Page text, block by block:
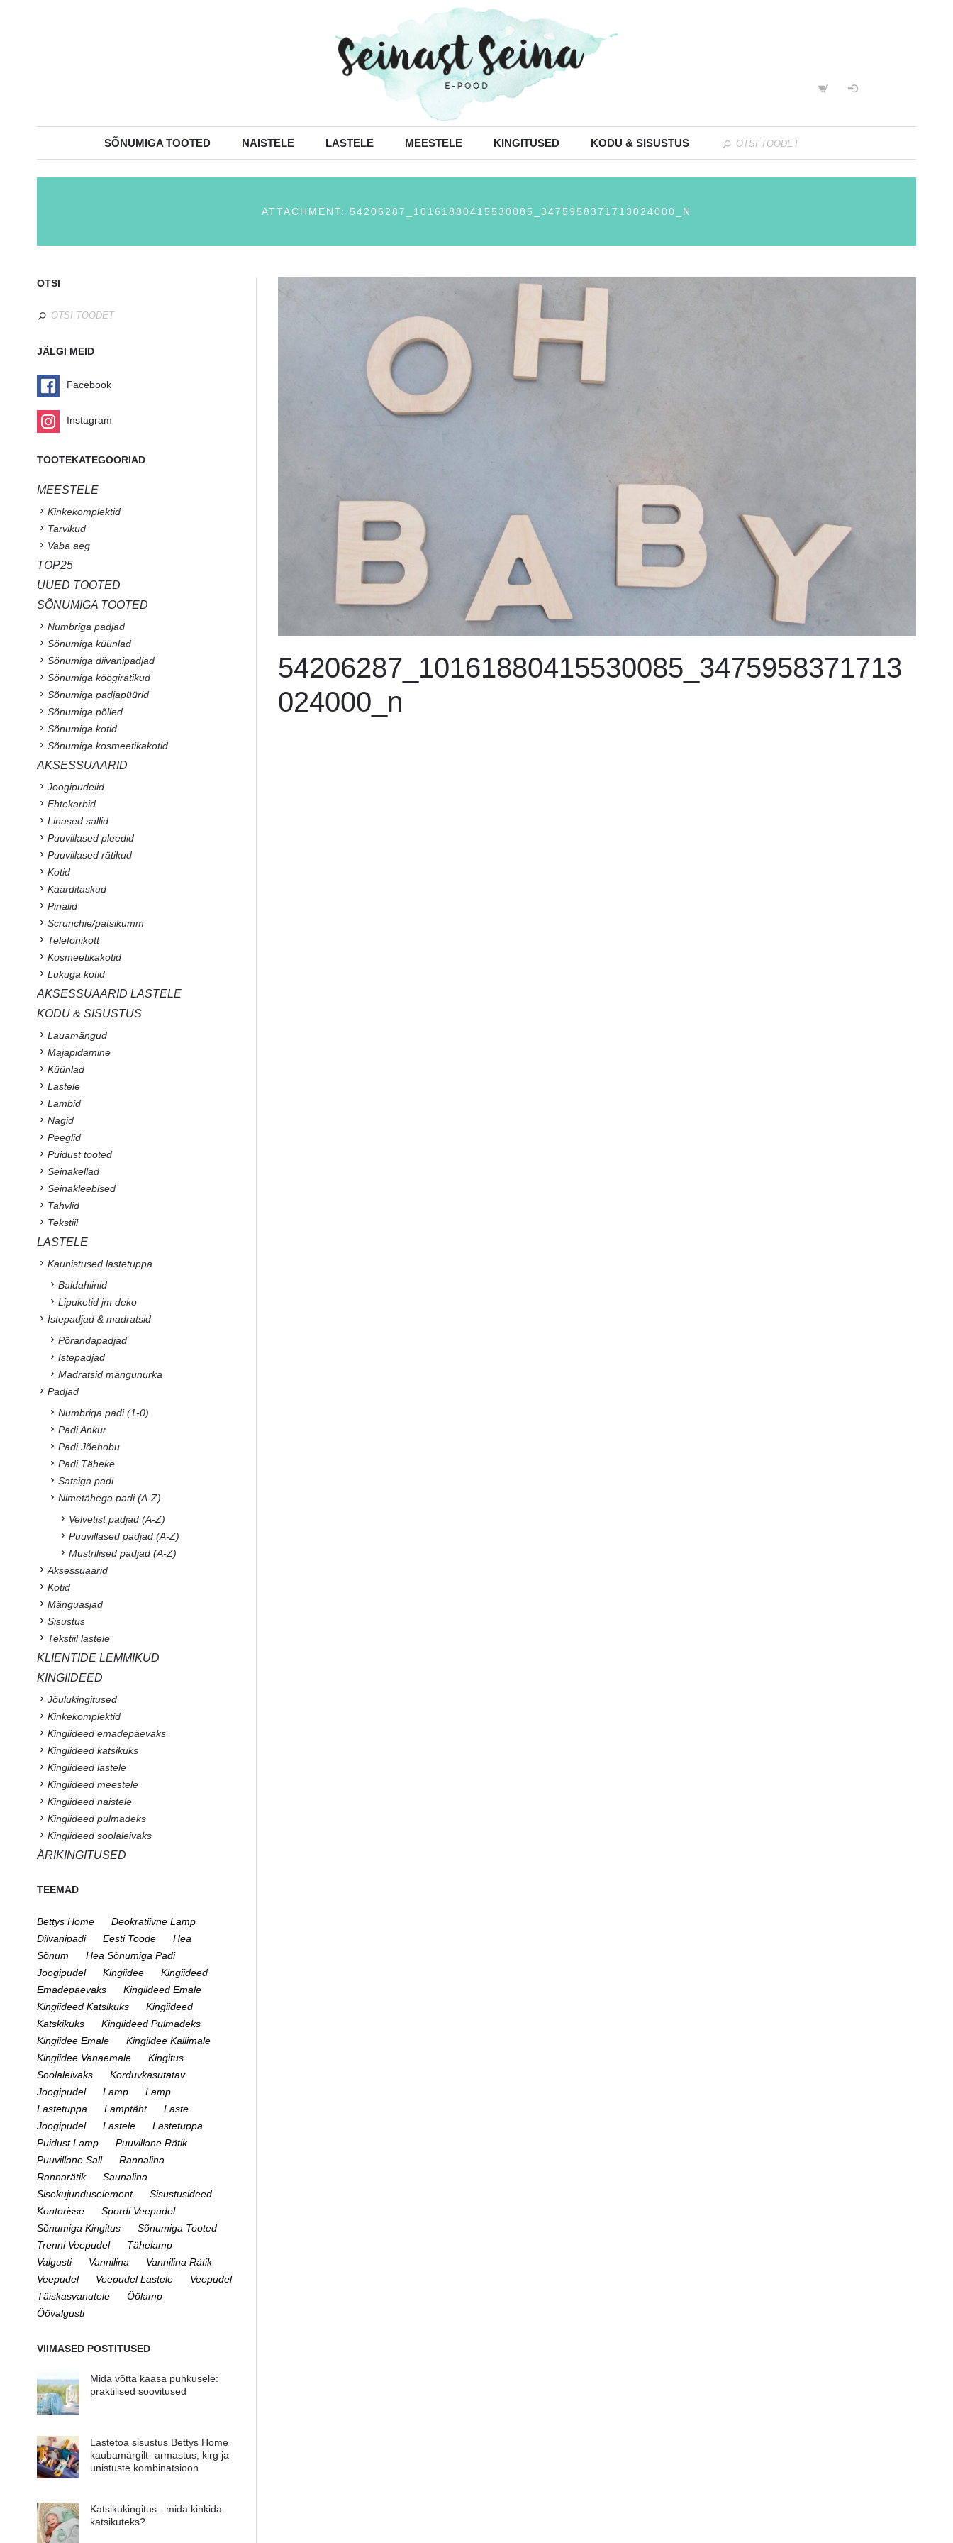
SÕNUMIGA TOOTED NAISTELE LASTELE MEESTELE KINGITUSED KODU & SISUSTUS
ATTACHMENT: 54206287_10161880415530085_3475958371713024000_N
54206287_10161880415530085_3475958371713
024000_n
OTSI
JÄLGI MEID
Facebook
Instagram
TOOTEKATEGOORIAD
MEESTELE
Kinkekomplektid
Tarvikud
Vaba aeg
TOP25
UUED TOOTED
SÕNUMIGA TOOTED
Numbriga padjad
Sõnumiga küünlad
Sõnumiga diivanipadjad
Sõnumiga köögirätikud
Sõnumiga padjapüürid
Sõnumiga põlled
Sõnumiga kotid
Sõnumiga kosmeetikakotid
AKSESSUAARID
Joogipudelid
Ehtekarbid
Linased sallid
Puuvillased pleedid
Puuvillased rätikud
Kotid
Kaarditaskud
Pinalid
Scrunchie/patsikumm
Telefonikott
Kosmeetikakotid
Lukuga kotid
AKSESSUAARID LASTELE
KODU & SISUSTUS
Lauamängud
Majapidamine
Küünlad
Lastele
Lambid
Nagid
Peeglid
Puidust tooted
Seinakellad
Seinakleebised
Tahvlid
Tekstiil
LASTELE
Kaunistused lastetuppa
Baldahiinid
Lipuketid jm deko
Istepadjad & madratsid
Põrandapadjad
Istepadjad
Madratsid mängunurka
Padjad
Numbriga padi (1-0)
Padi Ankur
Padi Jõehobu
Padi Täheke
Satsiga padi
Nimetähega padi (A-Z)
Velvetist padjad (A-Z)
Puuvillased padjad (A-Z)
Mustrilised padjad (A-Z)
Aksessuaarid
Kotid
Mänguasjad
Sisustus
Tekstiil lastele
KLIENTIDE LEMMIKUD
KINGIIDEED
Jõulukingitused
Kinkekomplektid
Kingiideed emadepäevaks
Kingiideed katsikuks
Kingiideed lastele
Kingiideed meestele
Kingiideed naistele
Kingiideed pulmadeks
Kingiideed soolaleivaks
ÄRIKINGITUSED
TEEMAD
Bettys Home
Deokratiivne Lamp
Diivanipadi
Eesti Toode
Hea
Sõnum
Hea Sõnumiga Padi
Joogipudel
Kingiidee
Kingiideed
Emadepäevaks
Kingiideed Emale
Kingiideed Katsikuks
Kingiideed
Katskikuks
Kingiideed Pulmadeks
Kingiidee Emale
Kingiidee Kallimale
Kingiidee Vanaemale
Kingitus
Soolaleivaks
Korduvkasutatav
Joogipudel
Lamp
Lamp
Lastetuppa
Lamptäht
Laste
Joogipudel
Lastele
Lastetuppa
Puidust Lamp
Puuvillane Rätik
Puuvillane Sall
Rannalina
Rannarätik
Saunalina
Sisekujunduselement
Sisustusideed
Kontorisse
Spordi Veepudel
Sõnumiga Kingitus
Sõnumiga Tooted
Trenni Veepudel
Tähelamp
Valgusti
Vannilina
Vannilina Rätik
Veepudel
Veepudel Lastele
Veepudel
Täiskasvanutele
Öölamp
Öövalgusti
VIIMASED POSTITUSED
Mida võtta kaasa puhkusele:
praktilised soovitused
Lastetoa sisustus Bettys Home
kaubamärgilt- armastus, kirg ja
unistuste kombinatsioon
Katsikukingitus - mida kinkida
katsikuteks?